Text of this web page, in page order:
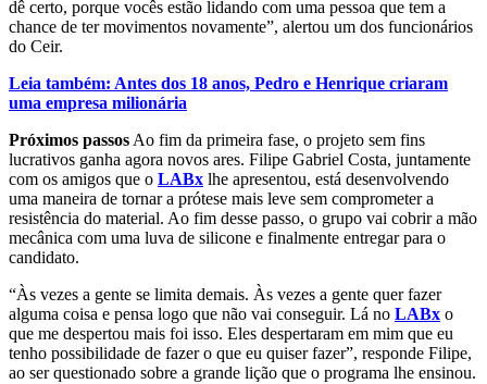
dê certo, porque vocês estão lidando com uma pessoa que tem a
chance de ter movimentos novamente”, alertou um dos funcionários
do Ceir.
Leia também: Antes dos 18 anos, Pedro e Henrique criaram
uma empresa milionária
Próximos passos Ao fim da primeira fase, o projeto sem fins
lucrativos ganha agora novos ares. Filipe Gabriel Costa, juntamente
com os amigos que o LABx lhe apresentou, está desenvolvendo
uma maneira de tornar a prótese mais leve sem comprometer a
resistência do material. Ao fim desse passo, o grupo vai cobrir a mão
mecânica com uma luva de silicone e finalmente entregar para o
candidato.
“Às vezes a gente se limita demais. Às vezes a gente quer fazer
alguma coisa e pensa logo que não vai conseguir. Lá no LABx o
que me despertou mais foi isso. Eles despertaram em mim que eu
tenho possibilidade de fazer o que eu quiser fazer”, responde Filipe,
ao ser questionado sobre a grande lição que o programa lhe ensinou.